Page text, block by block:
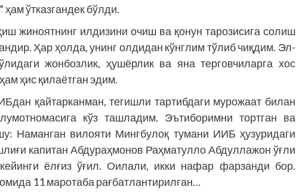
ҳам ўтказгандек бўлди.
жиноятнинг илдизини очиш ва қонун тарозисига солиш
Ҳар ҳолда, унинг олдидан кўнглим тўлиб чиқдим. Эл-
жонбозлик, ҳушёрлик ва яна терговчиларга хос
ҳис қилаётган эдим.
қайтарканман, тегишли тартибдаги мурожаат билан
кўз ташладим. Эътиборимни тортган ва
Наманган вилояти Мингбулоқ тумани ИИБ ҳузуридаги
капитан Абдураҳмонов Раҳматулло Абдуллажон ўғли
ёлғиз ўғил. Оилали, икки нафар фарзанди бор.
11 маротаба рағбатлантирилган…